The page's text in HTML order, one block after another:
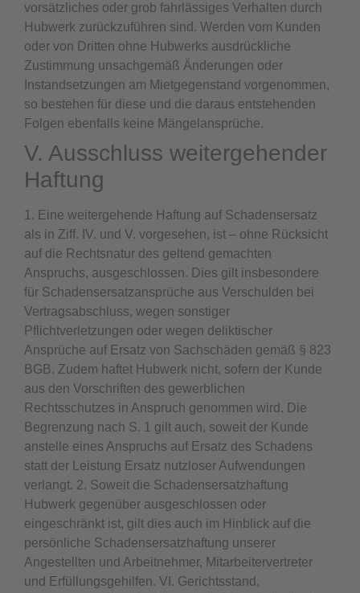
vorsätzliches oder grob fahrlässiges Verhalten durch
Hubwerk zurückzuführen sind. Werden vom Kunden
oder von Dritten ohne Hubwerks ausdrückliche
Zustimmung unsachgemäß Änderungen oder
Instandsetzungen am Mietgegenstand vorgenommen,
so bestehen für diese und die daraus entstehenden
Folgen ebenfalls keine Mängelansprüche.
V. Ausschluss weitergehender
Haftung
1. Eine weitergehende Haftung auf Schadensersatz
als in Ziff. IV. und V. vorgesehen, ist – ohne Rücksicht
auf die Rechtsnatur des geltend gemachten
Anspruchs, ausgeschlossen. Dies gilt insbesondere
für Schadensersatzansprüche aus Verschulden bei
Vertragsabschluss, wegen sonstiger
Pflichtverletzungen oder wegen deliktischer
Ansprüche auf Ersatz von Sachschäden gemäß § 823
BGB. Zudem haftet Hubwerk nicht, sofern der Kunde
aus den Vorschriften des gewerblichen
Rechtsschutzes in Anspruch genommen wird. Die
Begrenzung nach S. 1 gilt auch, soweit der Kunde
anstelle eines Anspruchs auf Ersatz des Schadens
statt der Leistung Ersatz nutzloser Aufwendungen
verlangt. 2. Soweit die Schadensersatzhaftung
Hubwerk gegenüber ausgeschlossen oder
eingeschränkt ist, gilt dies auch im Hinblick auf die
persönliche Schadensersatzhaftung unserer
Angestellten und Arbeitnehmer, Mitarbeitervertreter
und Erfüllungsgehilfen. VI. Gerichtsstand,